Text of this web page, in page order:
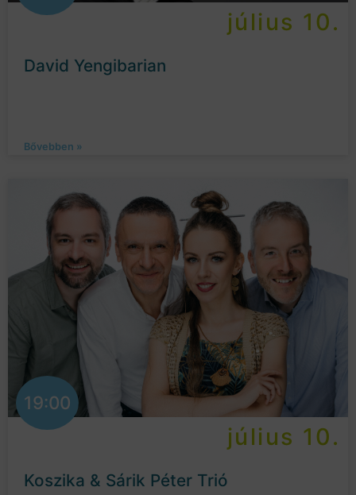
július 10.
David Yengibarian
Bővebben »
19:00
július 10.
Koszika & Sárik Péter Trió